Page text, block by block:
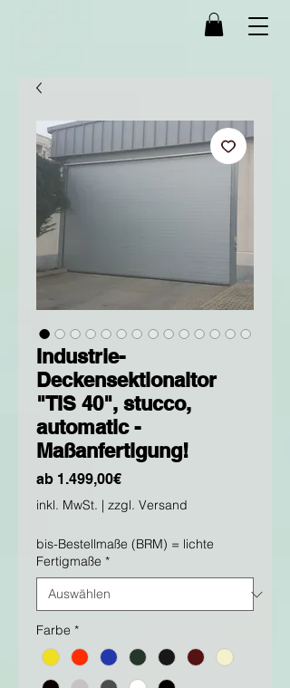
Industrie-
Deckensektionaltor
"TIS 40", stucco,
automatic -
Maßanfertigung!
ab 1.499,00€Sale-
Preis
inkl. MwSt. | zzgl. Versand
bis-Bestellmaße (BRM) = lichte
Fertigmaße *
Farbe *